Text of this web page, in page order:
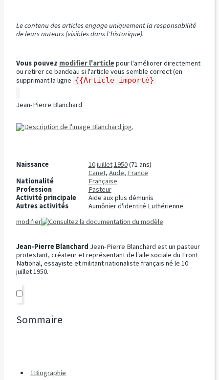
Le contenu des articles engage uniquement la responsabilité
de leurs auteurs (visibles dans l'historique).
Vous pouvez modifier l'articlepour l'améliorer directement
ou retirer ce bandeau si l'article vous semble correct (en
supprimant la ligne {{Article importé}
Jean-Pierre Blanchard
Naissance 10juillet1950(71 ans)
Canet, Aude, France
Nationalité
Française
Profession
Pasteur
Activité principale
Aide aux plus démunis
Autres activités
Aumônier d'identité Luthérienne
modifier
Jean-Pierre Blanchard Jean-Pierre Blanchard est un pasteur
protestant, créateur et représentant de l'aile sociale du Front
National, essayiste et militant nationaliste français né le 10
juillet 1950.
Sommaire
1Biographie